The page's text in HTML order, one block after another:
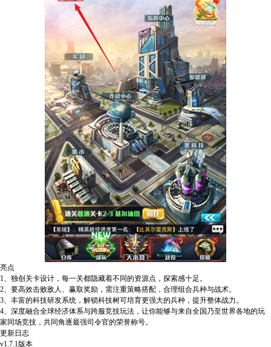
亮点
1、独创关卡设计，每一关都隐藏着不同的资源点，探索感十足。
2、要高效击败敌人、赢取奖励，需注重策略搭配，合理组合兵种与战术。
3、丰富的科技研发系统，解锁科技树可培育更强大的兵种，提升整体战力。
4、深度融合全球经济体系与跨服竞技玩法，让你能够与来自全国乃至世界各地的玩
家同场竞技，共同角逐最强司令官的荣誉称号。
更新日志
v1.7.1版本